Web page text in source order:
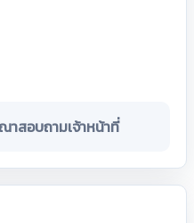
าสอบถามเจ้าหน้าที่